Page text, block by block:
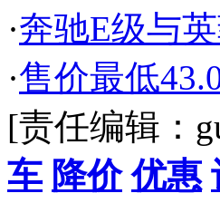
·奔驰E级与
·售价最低
[责任编辑：
车 降价 优惠